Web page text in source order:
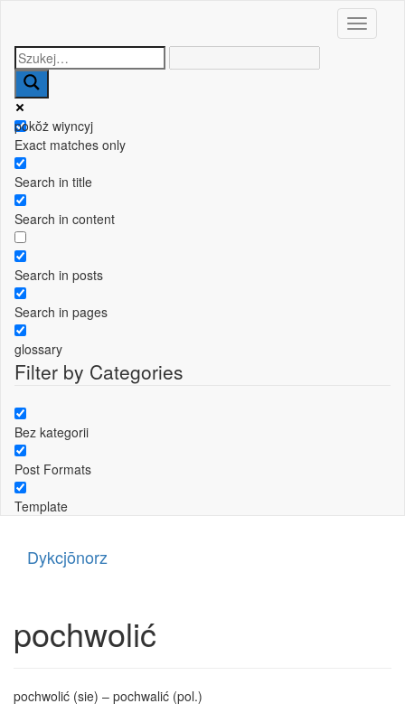
Toggle
pokŏż wiyncyj
Exact matches only
Search in title
Search in content
Search in posts
Search in pages
glossary
Filter by Categories
Bez kategorii
Post Formats
Template
Dykcjōnorz
pochwolić
pochwolić (sie) – pochwalić (pol.)